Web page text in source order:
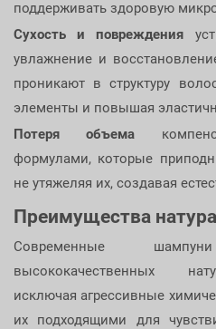
поддерживать здоровую
Сухость и повреждения
увлажнение и
проникают в структуру
элементы и повышая
Потеря объема
формулами, которые
не утяжеляя их, создавая
Преимущества
Современные
высококачественных
исключая агрессивные
их подходящими для